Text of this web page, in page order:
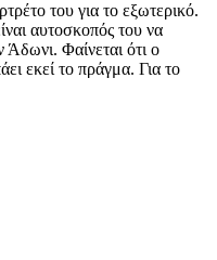
του για το εξωτερικό.
αυτοσκοπός του να
Φαίνεται ότι ο
εκεί το πράγμα. Για το